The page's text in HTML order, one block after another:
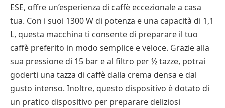
ESE, offre un’esperienza di caffè eccezionale a casa
tua. Con i suoi 1300 W di potenza e una capacità di 1,1
L, questa macchina ti consente di preparare il tuo
caffè preferito in modo semplice e veloce. Grazie alla
sua pressione di 15 bar e al filtro per ½ tazze, potrai
goderti una tazza di caffè dalla crema densa e dal
gusto intenso. Inoltre, questo dispositivo è dotato di
un pratico dispositivo per preparare deliziosi